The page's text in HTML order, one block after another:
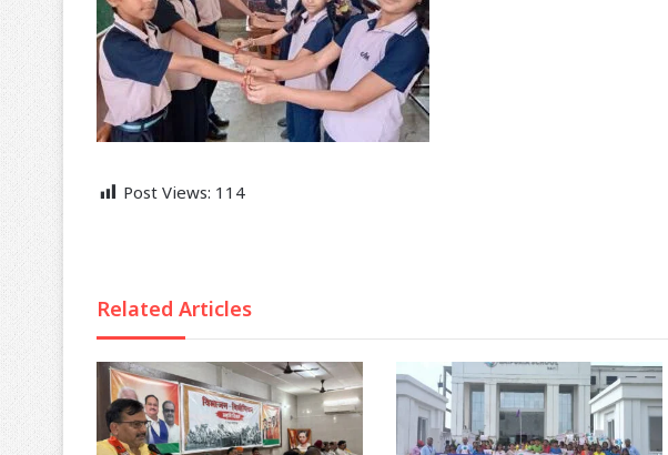
Post Views: 114
Related Articles